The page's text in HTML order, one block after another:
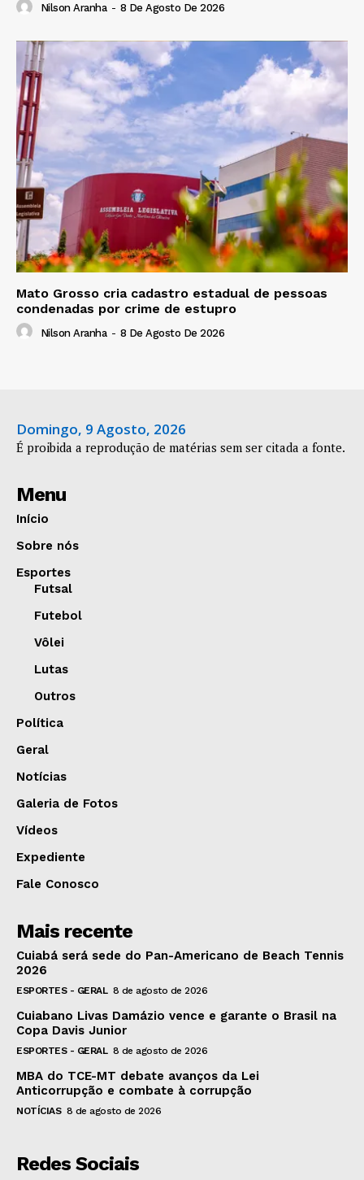
Nilson Aranha - 8 De Agosto De 2026
Mato Grosso cria cadastro estadual de pessoas
condenadas por crime de estupro
Nilson Aranha - 8 De Agosto De 2026
Domingo, 9 Agosto, 2026
É proibida a reprodução de matérias sem ser citada a fonte.
Menu
Início
Sobre nós
Esportes
Futsal
Futebol
Vôlei
Lutas
Outros
Política
Geral
Notícias
Galeria de Fotos
Vídeos
Expediente
Fale Conosco
Mais recente
Cuiabá será sede do Pan-Americano de Beach Tennis
2026
ESPORTES - GERAL 8 de agosto de 2026
Cuiabano Livas Damázio vence e garante o Brasil na
Copa Davis Junior
ESPORTES - GERAL 8 de agosto de 2026
MBA do TCE-MT debate avanços da Lei
Anticorrupção e combate à corrupção
NOTÍCIAS 8 de agosto de 2026
Redes Sociais